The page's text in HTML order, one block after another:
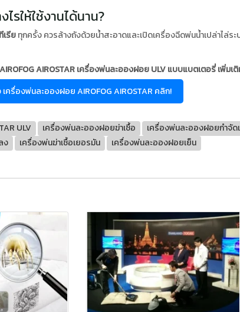
รให้ใช้งานได้นาน?
รียทุกครั้ง ควรล้างถังด้วยน้ำสะอาดและเปิดเครื่องฉีดพ่นน้ำเปล่าไล่
AIROSTAR เครื่องพ่นละอองฝอย ULV แบบแบตเตอรี่ เพิ่มเติ
เครื่องพ่นละอองฝอย AIROFOG AIROSTAR คลิก!
ULV เครื่องพ่นละอองฝอยฆ่าเชื้อ เครื่องพ่นละอองฝอยกำจัด
ง เครื่องพ่นฆ่าเชื้อเยอรมัน เครื่องพ่นละอองฝอยเย็น